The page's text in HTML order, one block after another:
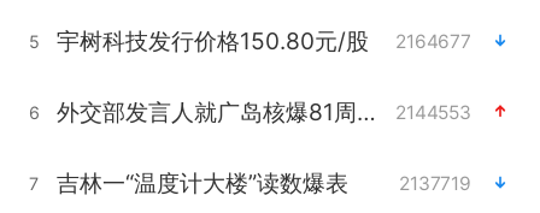
5 宇树科技发行价格150.80元/股 2164677
6 外交部发言人就广岛核爆81周年等答记者问 2144553
7 吉林一“温度计大楼”读数爆表 2137719